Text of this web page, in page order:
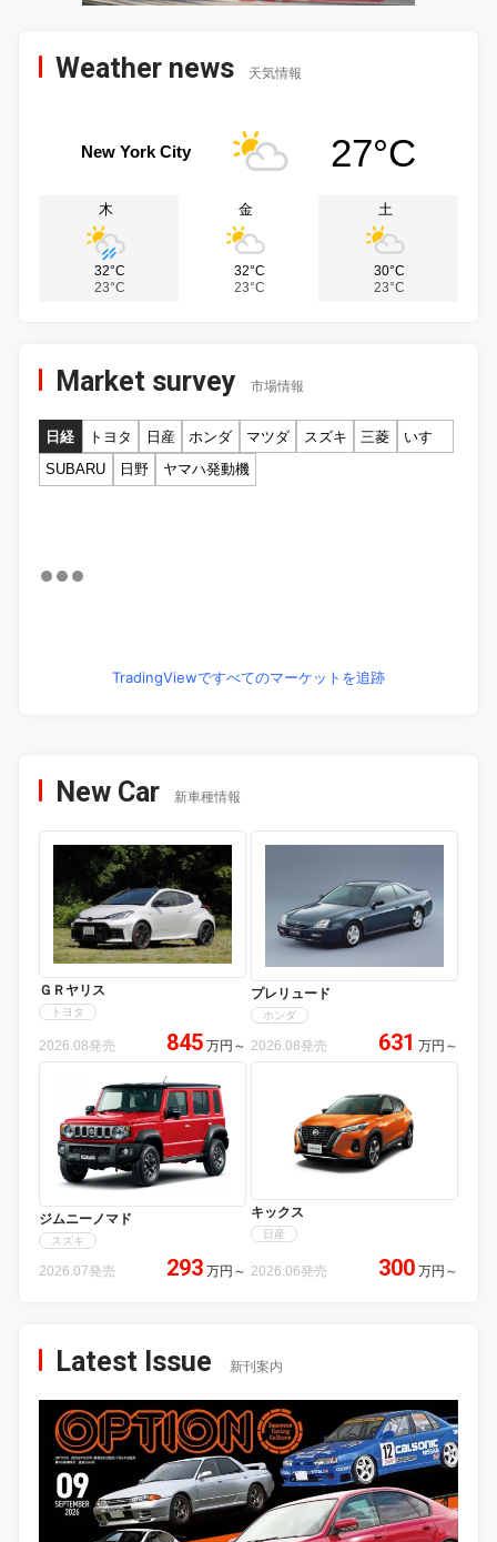
Weather news 天気情報
New York City 27°C
木
32°C
23°C
金
32°C
23°C
土
30°C
23°C
Market survey 市場情報
日経 トヨタ 日産 ホンダ マツダ スズキ 三菱
いすゞ
SUBARU
日野 ヤマハ発動機
TradingViewですべてのマーケットを追跡
New Car 新車種情報
ＧＲヤリス
トヨタ
2026.08発売 845 万円 ～
プレリュード
ホンダ
2026.08発売 631 万円 ～
ジムニーノマド
スズキ
2026.07発売 293 万円 ～
キックス
日産
2026.06発売 300 万円 ～
Latest Issue 新刊案内